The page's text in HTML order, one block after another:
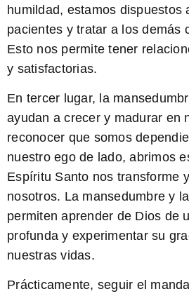
humildad, estamos dispuestos
pacientes y tratar a los demás
Esto nos permite tener
y satisfactorias.
En tercer lugar, la
ayudan a crecer y madurar en
reconocer que somos
nuestro ego de lado, abrimos
Espíritu Santo nos transforme
nosotros. La mansedumbre y
permiten aprender de Dios de
profunda y experimentar su
nuestras vidas.
Prácticamente, seguir el